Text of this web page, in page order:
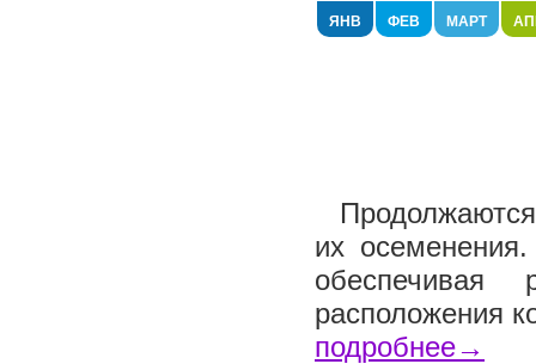
ЯНВ ФЕВ МАРТ
их
обеспечивая
расположения
подробнее→